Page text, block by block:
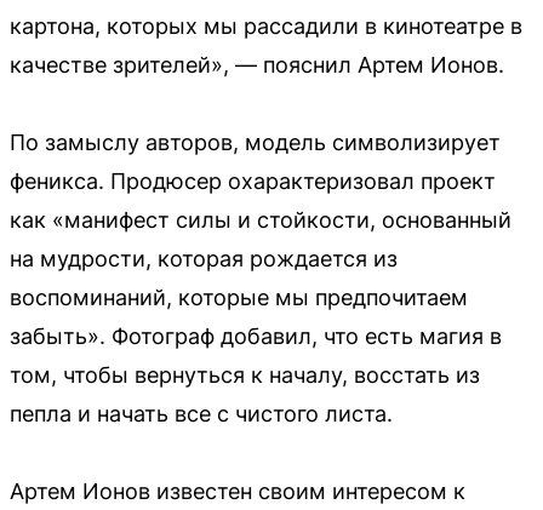
картона, которых мы рассадили в кинотеатре в
качестве зрителей», — пояснил Артем Ионов.
По замыслу авторов, модель символизирует
феникса. Продюсер охарактеризовал проект
как «манифест силы и стойкости, основанный
на мудрости, которая рождается из
воспоминаний, которые мы предпочитаем
забыть». Фотограф добавил, что есть магия в
том, чтобы вернуться к началу, восстать из
пепла и начать все с чистого листа.
Артем Ионов известен своим интересом к